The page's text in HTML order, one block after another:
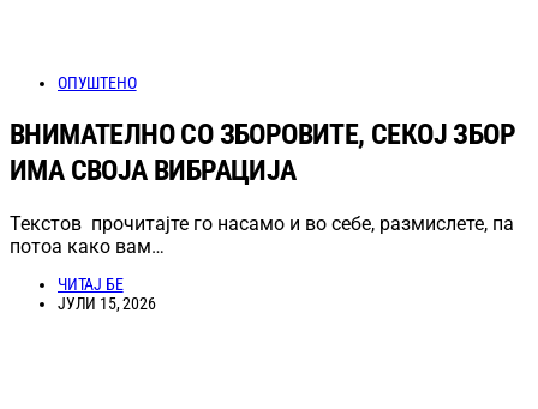
ОПУШТЕНО
ВНИМАТЕЛНО СО ЗБОРОВИТЕ, СЕКОЈ ЗБОР
ИМА СВОЈА ВИБРАЦИЈА
Текстов прочитајте го насамо и во себе, размислете, па
потоа како вам…
ЧИТАЈ БЕ
ЈУЛИ 15, 2026